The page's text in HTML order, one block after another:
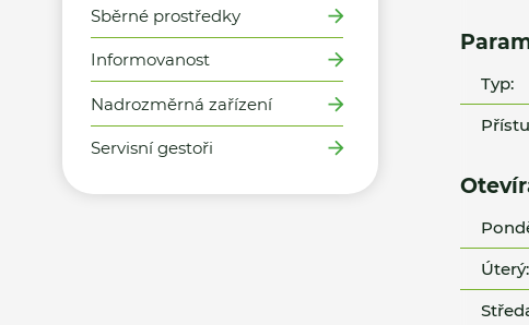
Sběrné prostředky
Informovanost
Nadrozměrná zařízení
Servisní gestoři
Typ:
Úterý: